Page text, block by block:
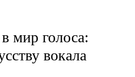
мир голоса:
вокала